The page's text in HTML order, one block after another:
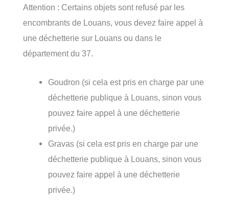
Attention : Certains objets sont refusé par les
encombrants de Louans, vous devez faire appel à
une déchetterie sur Louans ou dans le
département du 37.
Goudron (si cela est pris en charge par une
déchetterie publique à Louans, sinon vous
pouvez faire appel à une déchetterie
privée.)
Gravas (si cela est pris en charge par une
déchetterie publique à Louans, sinon vous
pouvez faire appel à une déchetterie
privée.)